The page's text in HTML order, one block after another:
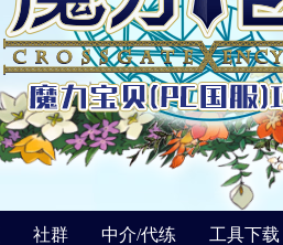
社群 中介/代练 工具下载